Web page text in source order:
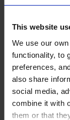
This website
We use our
functionality, to
preferences,
also share
social media,
combine it with
them or that
DK-2800
Se kort
KONTAKT
Mail: